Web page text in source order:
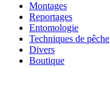
Montages
Reportages
Entomologie
Techniques de pêche
Divers
Boutique